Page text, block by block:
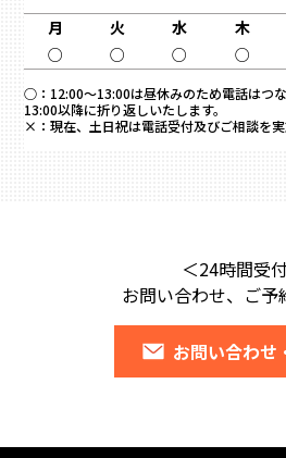
月 火 水 木
○
○ ○ ○
○： 12:00～13:00は昼休みのため電話はつ
13:00以降に折り返しいたします。
×： 現在、土日祝は電話受付及びご相談を実
＜24時間受
お問い合わせ、ご予
お問い合わせ